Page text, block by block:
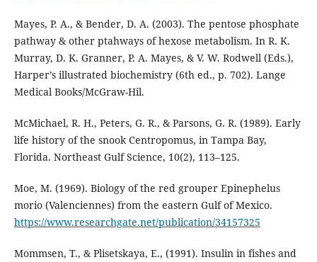
Mayes, P. A., & Bender, D. A. (2003). The pentose phosphate
pathway & other ptahways of hexose metabolism. In R. K.
Murray, D. K. Granner, P. A. Mayes, & V. W. Rodwell (Eds.),
Harper’s illustrated biochemistry (6th ed., p. 702). Lange
Medical Books/McGraw-Hil.
McMichael, R. H., Peters, G. R., & Parsons, G. R. (1989). Early
life history of the snook Centropomus, in Tampa Bay,
Florida. Northeast Gulf Science, 10(2), 113–125.
Moe, M. (1969). Biology of the red grouper Epinephelus
morio (Valenciennes) from the eastern Gulf of Mexico.
https://www.researchgate.net/publication/34157325
Mommsen, T., & Plisetskaya, E., (1991). Insulin in fishes and